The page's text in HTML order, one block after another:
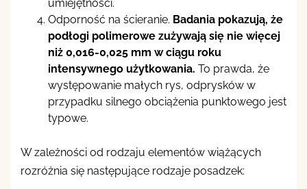
umiejętności.
Odporność na ścieranie. Badania pokazują, że
podłogi polimerowe zużywają się nie więcej
niż 0,016-0,025 mm w ciągu roku
intensywnego użytkowania. To prawda, że
występowanie małych rys, odprysków w
przypadku silnego obciążenia punktowego jest
typowe.
W zależności od rodzaju elementów wiążących
rozróżnia się następujące rodzaje posadzek: